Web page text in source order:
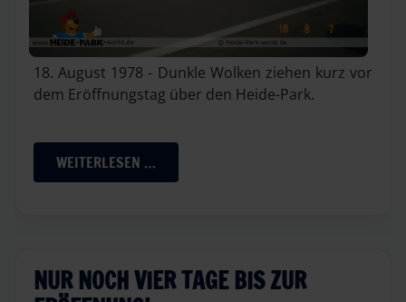
18. August 1978 - Dunkle Wolken ziehen kurz vor
dem Eröffnungstag über den Heide-Park.
WEITERLESEN …
NUR NOCH VIER TAGE BIS ZUR